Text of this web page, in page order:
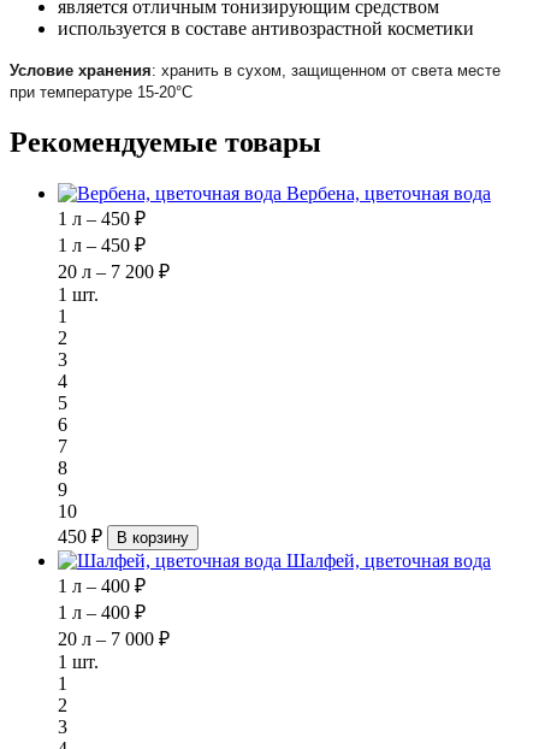
является отличным тонизирующим средством
используется в составе антивозрастной косметики
Условие хранения: хранить в сухом, защищенном от света месте
при температуре 15-20°С
Рекомендуемые товары
Вербена, цветочная вода
1 л – 450 ₽
1 л – 450 ₽
20 л – 7 200 ₽
1 шт.
1
2
3
4
5
6
7
8
9
10
450 ₽
В корзину
Шалфей, цветочная вода
1 л – 400 ₽
1 л – 400 ₽
20 л – 7 000 ₽
1 шт.
1
2
3